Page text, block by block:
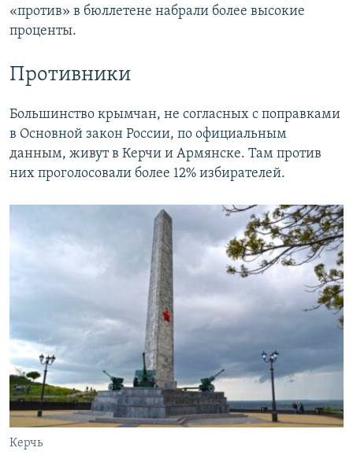
«против» в бюллетене набрали более высокие
проценты.
Противники
Большинство крымчан, не согласных с поправками
в Основной закон России, по официальным
данным, живут в Керчи и Армянске. Там против
них проголосовали более 12% избирателей.
Керчь